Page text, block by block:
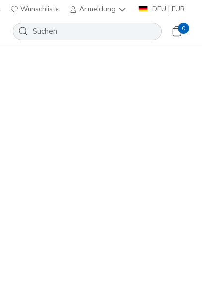
Wunschliste Anmeldung DEU | EUR
0